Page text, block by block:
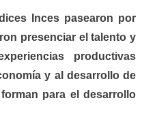
Inces pasearon por
presenciar el talento y
productivas
y al desarrollo de
para el desarrollo